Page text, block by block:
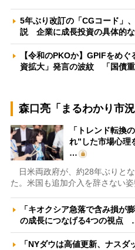
5年ぶり改訂の「CGコード」
説 企業に成長投資の具体的
【令和のPKOか】GPIFをめ
資拡大」発言の波紋 「国債
森口亮「まるわかり市況
「トレンド転換
れ”した市場心理
…
日米両政府が、約28年ぶりと
た。米国も追加介入を辞さない
「キオクシア急落で含み損が
の成長につなげる4つの視点
「NYダウは高値更新、ナス